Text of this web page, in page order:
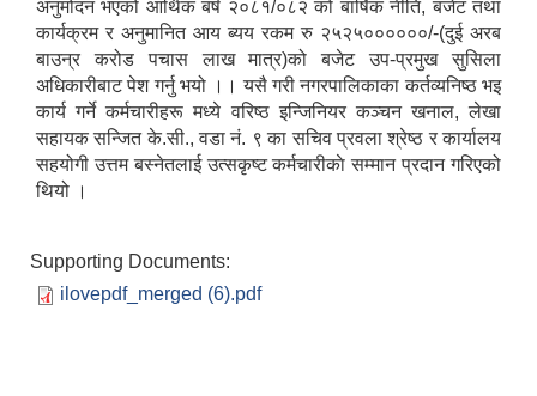
अनुमोदन भएको आर्थिक बर्ष २०८१/०८२ को बार्षिक नीति, बजेट तथा
कार्यक्रम र अनुमानित आय ब्यय रकम रु २५२५००००००/-(दुई अरब
बाउन्र करोड पचास लाख मात्र)को बजेट उप-प्रमुख सुसिला
अधिकारीबाट पेश गर्नु भयो ।। यसै गरी नगरपालिकाका कर्तव्यनिष्ठ भइ
कार्य गर्ने कर्मचारीहरू मध्ये वरिष्ठ इन्जिनियर कञ्चन खनाल, लेखा
सहायक सन्जित के.सी., वडा नं. ९ का सचिव प्रवला श्रेष्ठ र कार्यालय
सहयोगी उत्तम बस्नेतलाई उत्सकृष्ट कर्मचारीकाे सम्मान प्रदान गरिएको
थियो ।
Supporting Documents:
ilovepdf_merged (6).pdf